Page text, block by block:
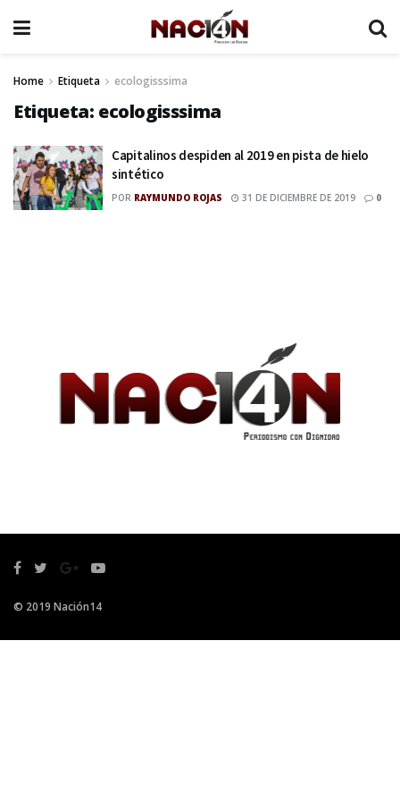
Home Etiqueta ecologisssima
Etiqueta: ecologisssima
Capitalinos despiden al 2019 en pista de hielo
sintético
POR RAYMUNDO ROJAS 31 DE DICIEMBRE DE 2019 0
© 2019 Nación14